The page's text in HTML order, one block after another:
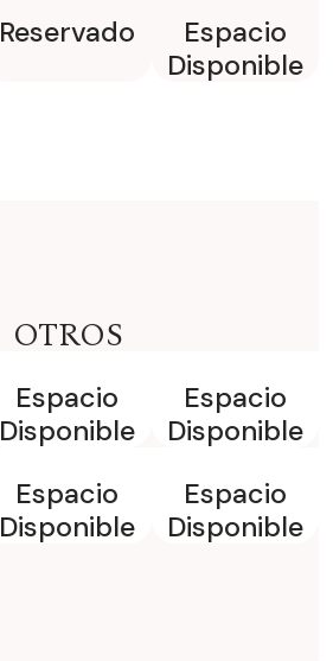
Reservado
Espacio
Disponible
OTROS
Espacio
Disponible
Espacio
Disponible
Espacio
Disponible
Espacio
Disponible